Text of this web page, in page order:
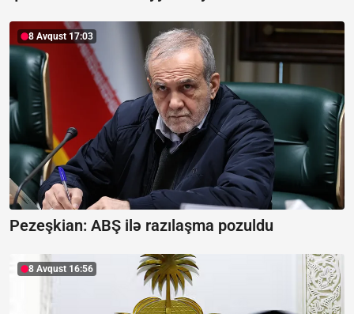
8 Avqust 17:03
Pezeşkian: ABŞ ilə razılaşma pozuldu
8 Avqust 16:56